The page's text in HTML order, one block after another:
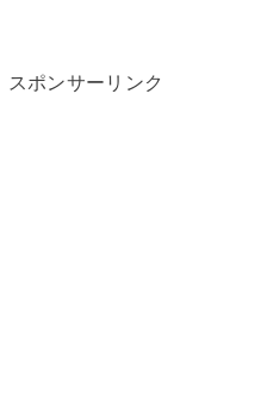
スポンサーリンク